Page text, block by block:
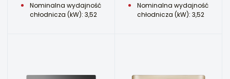
Nominalna wydajność
chłodnicza (kW): 3,52
Nominalna wydajność
chłodnicza (kW): 3,52